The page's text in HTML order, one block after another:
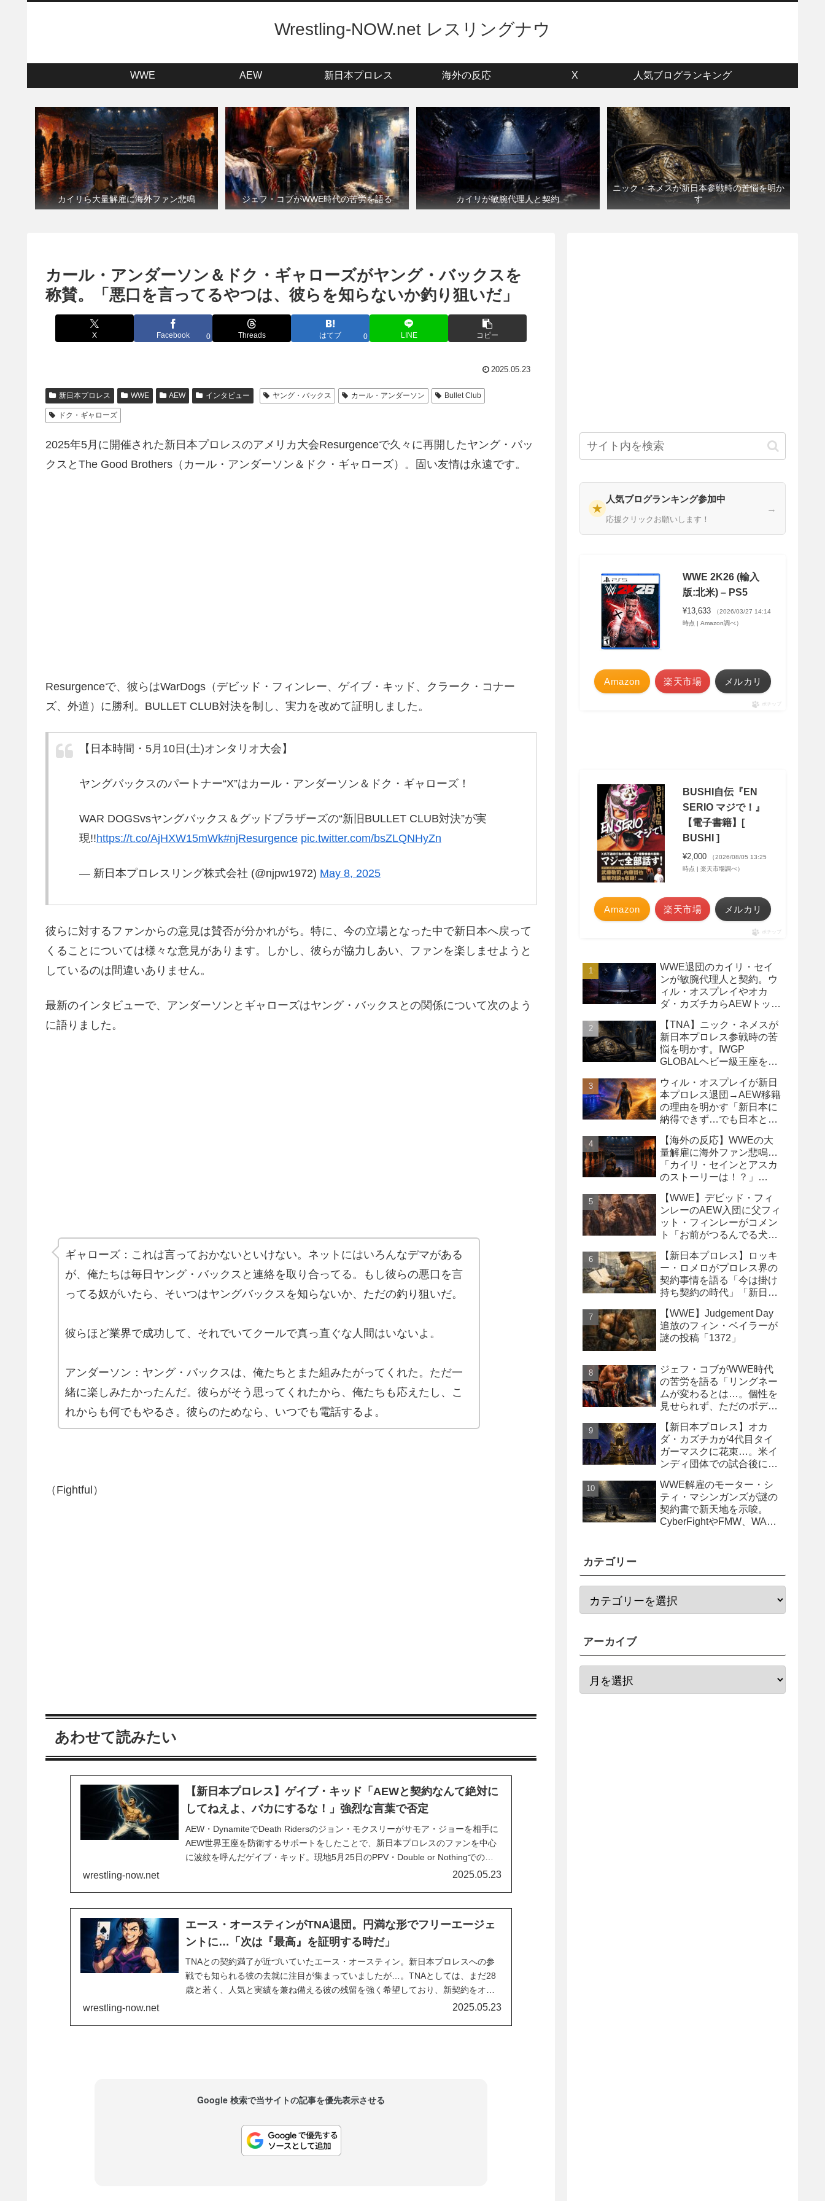
Wrestling-NOW.net レスリングナウ
WWE AEW 新日本プロレス 海外の反応 X 人気ブログランキング
カイリら大量解雇に海外ファン悲鳴 ジェフ・コブがWWE時代の苦労を語る カイリが敏腕代理人と契約
ニック・ネメスが新日本参戦時の苦悩を明か
す
カール・アンダーソン＆ドク・ギャローズがヤング・バックスを
称賛。「悪口を言ってるやつは、彼らを知らないか釣り狙いだ」
X Facebook 0 Threads はてブ 0 LINE コピー
2025.05.23
新日本プロレス WWE AEW インタビュー ヤング・バックス カール・アンダーソン Bullet Club
ドク・ギャローズ
2025年5月に開催された新日本プロレスのアメリカ大会Resurgenceで久々に再開したヤング・バッ
クスとThe Good Brothers（カール・アンダーソン＆ドク・ギャローズ）。固い友情は永遠です。
Resurgenceで、彼らはWarDogs（デビッド・フィンレー、ゲイブ・キッド、クラーク・コナー
ズ、外道）に勝利。BULLET CLUB対決を制し、実力を改めて証明しました。
【日本時間・5月10日(土)オンタリオ大会】
ヤングバックスのパートナー“X”はカール・アンダーソン＆ドク・ギャローズ！
WAR DOGSvsヤングバックス＆グッドブラザーズの“新旧BULLET CLUB対決”が実
現!!https://t.co/AjHXW15mWk#njResurgence pic.twitter.com/bsZLQNHyZn
— 新日本プロレスリング株式会社 (@njpw1972) May 8, 2025
彼らに対するファンからの意見は賛否が分かれがち。特に、今の立場となった中で新日本へ戻って
くることについては様々な意見があります。しかし、彼らが協力しあい、ファンを楽しませようと
しているのは間違いありません。
最新のインタビューで、アンダーソンとギャローズはヤング・バックスとの関係について次のよう
に語りました。
ギャローズ：これは言っておかないといけない。ネットにはいろんなデマがある
が、俺たちは毎日ヤング・バックスと連絡を取り合ってる。もし彼らの悪口を言
ってる奴がいたら、そいつはヤングバックスを知らないか、ただの釣り狙いだ。
彼らほど業界で成功して、それでいてクールで真っ直ぐな人間はいないよ。
アンダーソン：ヤング・バックスは、俺たちとまた組みたがってくれた。ただ一
緒に楽しみたかったんだ。彼らがそう思ってくれたから、俺たちも応えたし、こ
れからも何でもやるさ。彼らのためなら、いつでも電話するよ。
（Fightful）
あわせて読みたい
【新日本プロレス】ゲイブ・キッド「AEWと契約なんて絶対に
してねえよ、バカにするな！」強烈な言葉で否定
AEW・DynamiteでDeath Ridersのジョン・モクスリーがサモア・ジョーを相手に
AEW世界王座を防衛するサポートをしたことで、新日本プロレスのファンを中心
に波紋を呼んだゲイブ・キッド。現地5月25日のPPV・Double or Nothingでの大
乱闘アナーキー・イン・ジ・アリーナ・マッチへの出場が期待されていたもの
wrestling-now.net 2025.05.23
エース・オースティンがTNA退団。円満な形でフリーエージェ
ントに…「次は『最高』を証明する時だ」
TNAとの契約満了が近づいていたエース・オースティン。新日本プロレスへの参
戦でも知られる彼の去就に注目が集まっていましたが…。TNAとしては、まだ28
歳と若く、人気と実績を兼ね備える彼の残留を強く希望しており、新契約をオフ
ァーしていたと報じられています。しかし、彼は旅立つことを決断しました。元
wrestling-now.net 2025.05.23
Google 検索で当サイトの記事を優先表示させる
★
人気ブログランキング参加中
応援クリックお願いします！
→
WWE 2K26 (輸入
版:北米) – PS5
¥13,633
（2026/03/27 14:14
時点 | Amazon調べ）
Amazon 楽天市場 メルカリ
ポチップ
BUSHI自伝『EN
SERIO マジで！』
【電子書籍】[
BUSHI ]
¥2,000
（2026/08/05 13:25
時点 | 楽天市場調べ）
Amazon 楽天市場 メルカリ
ポチップ
WWE退団のカイリ・セイ
ンが敏腕代理人と契約。ウ
ィル・オスプレイやオカ
ダ・カズチカらAEWトップ
【TNA】ニック・ネメスが
新日本プロレス参戦時の苦
悩を明かす。IWGP
GLOBALヘビー級王座を
挫
ウィル・オスプレイが新日
本プロレス退団→AEW移籍
の理由を明かす「新日本に
納得できず…でも日本との
【海外の反応】WWEの大
量解雇に海外ファン悲鳴…
「カイリ・セインとアスカ
のストーリーは！？」
の犠牲になった」
【WWE】デビッド・フィ
ンレーのAEW入団に父フィ
ット・フィンレーがコメン
ト「お前がつるんでる犬連
【新日本プロレス】ロッキ
ー・ロメロがプロレス界の
契約事情を語る「今は掛け
持ち契約の時代」「新日本
るべき」
【WWE】Judgement Day
追放のフィン・ベイラーが
謎の投稿「1372」
ジェフ・コブがWWE時代
の苦労を語る「リングネー
ムが変わるとは…。個性を
見せられず、ただのボディ
【新日本プロレス】オカ
ダ・カズチカが4代目タイ
ガーマスクに花束…。米イ
ンディ団体での試合後にサ
WWE解雇のモーター・シ
ティ・マシンガンズが謎の
契約書で新天地を示唆。
CyberFightやFMW、WAR
カテゴリー
アーカイブ